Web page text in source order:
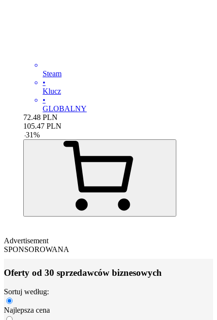
Steam
•
Klucz
•
GLOBALNY
72.48 PLN
105.47 PLN
-31%
Advertisement
SPONSOROWANA
Oferty od 30 sprzedawców biznesowych
Sortuj według:
Najlepsza cena